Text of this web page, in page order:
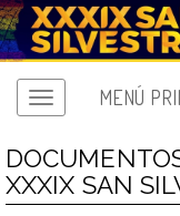
MENÚ
XXXIX SAN